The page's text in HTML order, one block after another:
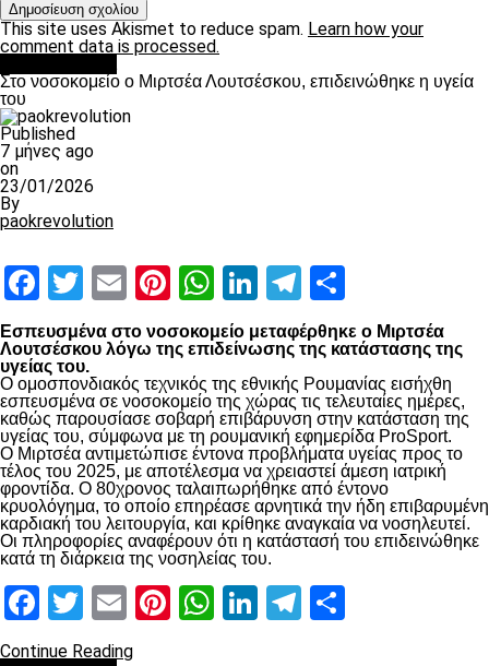
This site uses Akismet to reduce spam. Learn how your
comment data is processed.
Στο νοσοκομείο ο Μιρτσέα Λουτσέσκου, επιδεινώθηκε η υγεία
του
Published
7 μήνες ago
on
23/01/2026
By
paokrevolution
Facebook
Twitter
EmailPinterest
WhatsApp
LinkedIn
Telegram
Εσπευσμένα στο νοσοκομείο μεταφέρθηκε ο Μιρτσέα
Λουτσέσκου λόγω της επιδείνωσης της κατάστασης της
υγείας του.
Ο ομοσπονδιακός τεχνικός της εθνικής Ρουμανίας εισήχθη
εσπευσμένα σε νοσοκομείο της χώρας τις τελευταίες ημέρες,
καθώς παρουσίασε σοβαρή επιβάρυνση στην κατάσταση της
υγείας του, σύμφωνα με τη ρουμανική εφημερίδα ProSport.
Ο Μιρτσέα αντιμετώπισε έντονα προβλήματα υγείας προς το
τέλος του 2025, με αποτέλεσμα να χρειαστεί άμεση ιατρική
φροντίδα. Ο 80χρονος ταλαιπωρήθηκε από έντονο
κρυολόγημα, το οποίο επηρέασε αρνητικά την ήδη επιβαρυμένη
καρδιακή του λειτουργία, και κρίθηκε αναγκαία να νοσηλευτεί.
Οι πληροφορίες αναφέρουν ότι η κατάστασή του επιδεινώθηκε
κατά τη διάρκεια της νοσηλείας του.
Facebook
Twitter
EmailPinterest
WhatsApp
LinkedIn
Telegram
Continue Reading